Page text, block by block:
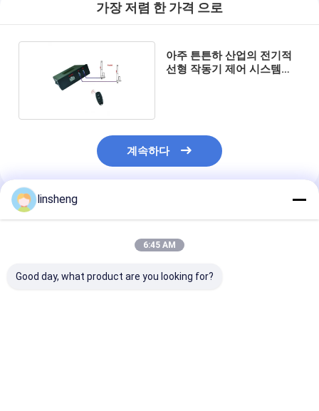
가장 저렴 한 가격 으로
아주 튼튼하 산업의 전기적
선형 작동기 제어 시스템
계속하다
추천된 제품
linsheng
6:45 AM
Good day, what product are you looking for?